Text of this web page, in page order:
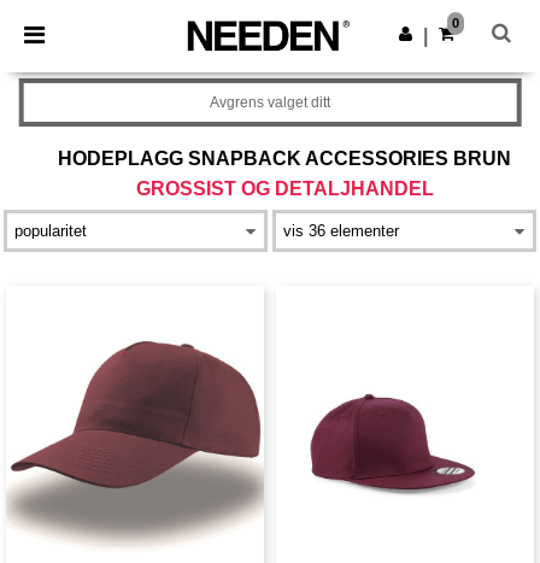
× Needen-app
Bedre priser i appen!
Last ned app
0
HODEPLAGG SNAPBACK ACCESSORIES BRUN
GROSSIST OG DETALJHANDEL
Avgrens valget ditt